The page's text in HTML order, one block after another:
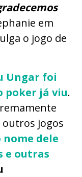
em
o jogo de
Ungar foi
poker já viu.
outros jogos
nome dele
e outras